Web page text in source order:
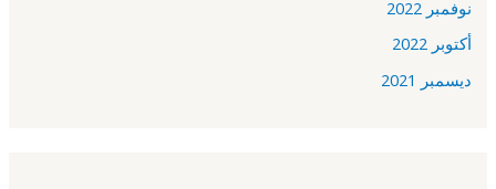
نوفمبر 2022
أكتوبر 2022
ديسمبر 2021